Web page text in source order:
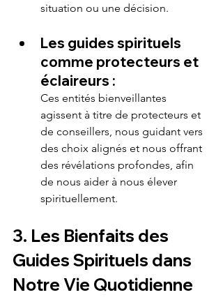
situation ou une décision.
Les guides spirituels
comme protecteurs et
éclaireurs :
Ces entités bienveillantes
agissent à titre de protecteurs et
de conseillers, nous guidant vers
des choix alignés et nous offrant
des révélations profondes, afin
de nous aider à nous élever
spirituellement.
3. Les Bienfaits des
Guides Spirituels dans
Notre Vie Quotidienne